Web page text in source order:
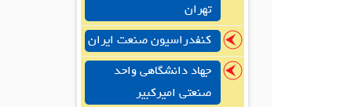
تهران
کنفدراسیون صنعت ایران
جهاد دانشگاهی واحد
صنعتی امیرکبیر